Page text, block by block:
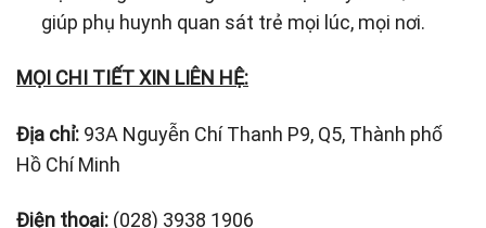
giúp phụ huynh quan sát trẻ mọi lúc, mọi nơi.
MỌI CHI TIẾT XIN LIÊN HỆ:
Địa chỉ: 93A Nguyễn Chí Thanh P9, Q5, Thành phố
Hồ Chí Minh
Điện thoại: (028) 3938 1906